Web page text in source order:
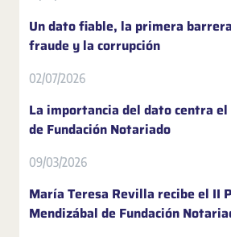
Un dato fiable, la primera
fraude y la corrupción
02/07/2026
La importancia del dato centra el
de Fundación Notariado
09/03/2026
María Teresa Revilla recibe el II
Mendizábal de Fundación